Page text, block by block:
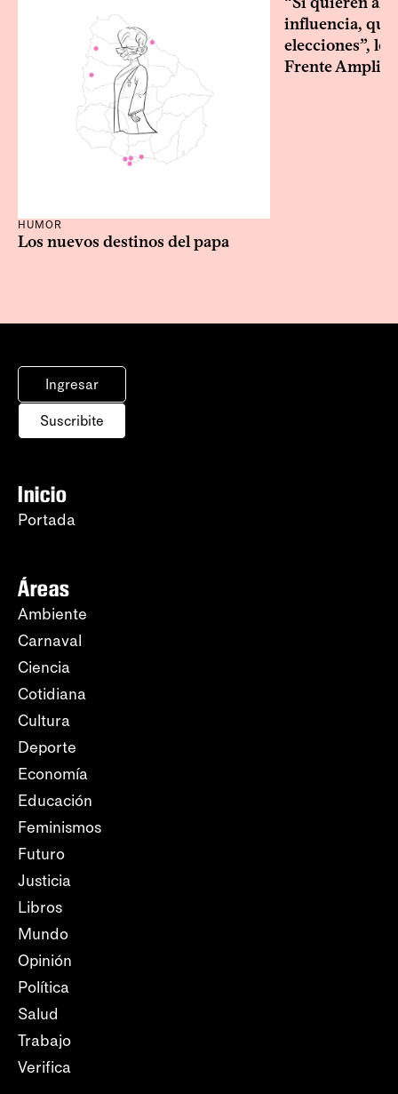
HUMOR
Los nuevos destinos del papa
influencia, que
elecciones”, le
Frente Amplio
Ingresar
Suscribite
Inicio
Portada
Áreas
Ambiente
Carnaval
Ciencia
Cotidiana
Cultura
Deporte
Economía
Educación
Feminismos
Futuro
Justicia
Libros
Mundo
Opinión
Política
Salud
Trabajo
Verifica